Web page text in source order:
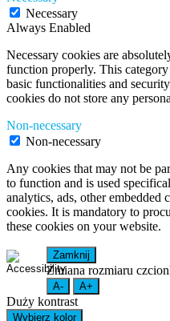
Necessary
Always Enabled
Necessary cookies are
function properly. This
basic functionalities and
cookies do not store any
Non-necessary
Non-necessary
Any cookies that may not be
to function and is used
analytics, ads, other embedded
cookies. It is mandatory to
these cookies on your website.
Zamknij
Zmiana rozmiaru
A- A+
Duży kontrast
Wybierz kolor